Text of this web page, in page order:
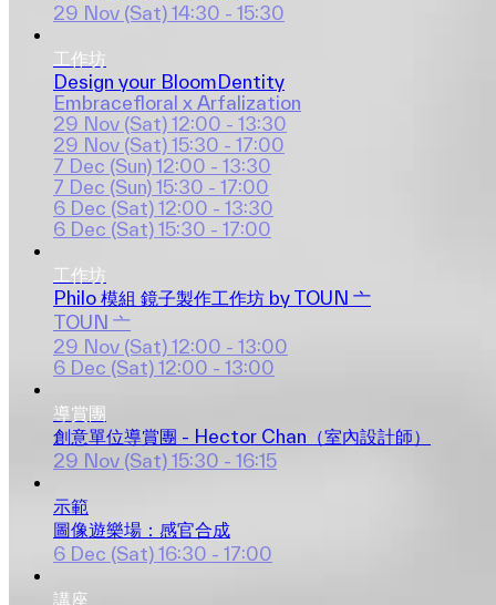
29 Nov (Sat) 14:30 - 15:30
工作坊
Design your BloomDentity
Embracefloral x Arfalization
29 Nov (Sat) 12:00 - 13:30
29 Nov (Sat) 15:30 - 17:00
7 Dec (Sun) 12:00 - 13:30
7 Dec (Sun) 15:30 - 17:00
6 Dec (Sat) 12:00 - 13:30
6 Dec (Sat) 15:30 - 17:00
工作坊
Philo 模組 鏡子製作工作坊 by TOUN 亠
TOUN 亠
29 Nov (Sat) 12:00 - 13:00
6 Dec (Sat) 12:00 - 13:00
導賞團
創意單位導賞團 - Hector Chan（室內設計師）
29 Nov (Sat) 15:30 - 16:15
示範
圖像遊樂場：感官合成
6 Dec (Sat) 16:30 - 17:00
講座